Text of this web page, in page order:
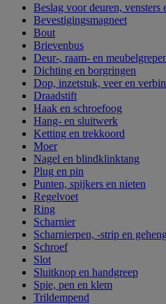
Beslag voor deuren, vensters
Bevestigingsmagneet
Bout
Brievenbus
Deur-, raam- en
Dichting en borgringen
Dop, inzetstuk, veer en
Draadstift
Haak en schroefoog
Hang- en sluitwerk
Ketting en trekkoord
Moer
Nagel en blindklinktang
Plug en pin
Punten, spijkers en nieten
Regelvoet
Ring
Scharnier
Scharnierpen, -strip en geheng
Schroef
Slot
Sluitknop en handgreep
Spie, pen en klem
Trildempend